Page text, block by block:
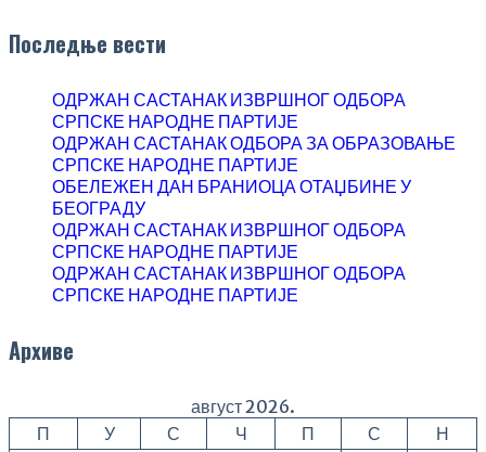
Последње вести
ОДРЖАН САСТАНАК ИЗВРШНОГ ОДБОРА
СРПСКЕ НАРОДНЕ ПАРТИЈЕ
ОДРЖАН САСТАНАК ОДБОРА ЗА ОБРАЗОВАЊЕ
СРПСКЕ НАРОДНЕ ПАРТИЈЕ
ОБЕЛЕЖЕН ДАН БРАНИОЦА ОТАЏБИНЕ У
БЕОГРАДУ
ОДРЖАН САСТАНАК ИЗВРШНОГ ОДБОРА
СРПСКЕ НАРОДНЕ ПАРТИЈЕ
ОДРЖАН САСТАНАК ИЗВРШНОГ ОДБОРА
СРПСКЕ НАРОДНЕ ПАРТИЈЕ
Архиве
август 2026.
П
У С Ч П С
Н